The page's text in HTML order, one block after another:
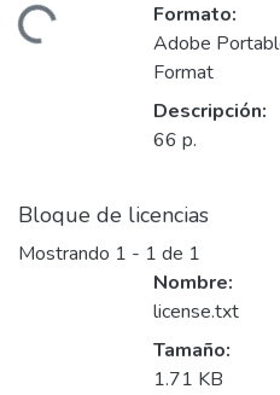
Formato:
Adobe
Format
Descripción:
66 p.
Bloque de licencias
Mostrando 1 - 1 de 1
Nombre:
license.txt
Tamaño:
1.71 KB